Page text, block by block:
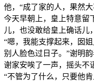
他，“成了家的人，果然
今天早朝上，皇上特意留
儿，也没敢给皇上确话儿
“嗯，我能支撑起来，囡
别人脸色过日子。”谢明
谢家安唉了一声，摇头不
“不管为了什么，只要他